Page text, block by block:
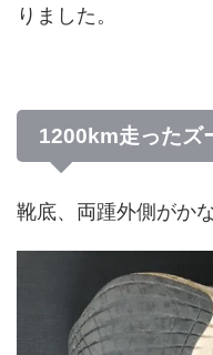
りました。
1200km走ったズ
靴底、両踵外側がか